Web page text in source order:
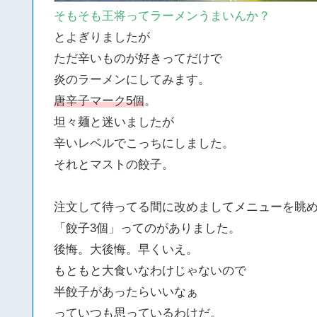
そもそも王将ってラーメンうまいんか？
とよぎりましたが
ただ辛いものが好きってだけで
炎のラーメンにしてみます。
唐辛子マーク5個。
坦々麺と迷いましたが
辛いレベルでこっちにしました。
それとマストの餃子。
注文して待ってる間に改めましてメニューを眺
「餃子3個」ってのがありました。
後悔。大後悔。早くいえ。
もともと大食いなわけじゃないので
半餃子があったらいいなぁ
っていつも思っているわけだ。